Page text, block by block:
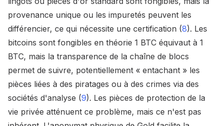
provenance unique ou les impuretés peuvent les
différencier, ce qui nécessite une certification (8). Les
bitcoins sont fongibles en théorie 1 BTC équivaut à 1
BTC, mais la transparence de la chaîne de blocs
permet de suivre, potentiellement « entachant » les
pièces liées à des piratages ou à des crimes via des
sociétés d'analyse (9). Les pièces de protection de la
vie privée atténuent ce problème, mais ce n'est pas